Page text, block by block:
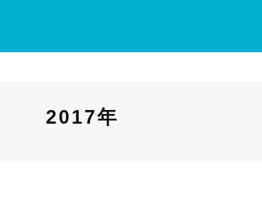
2017年